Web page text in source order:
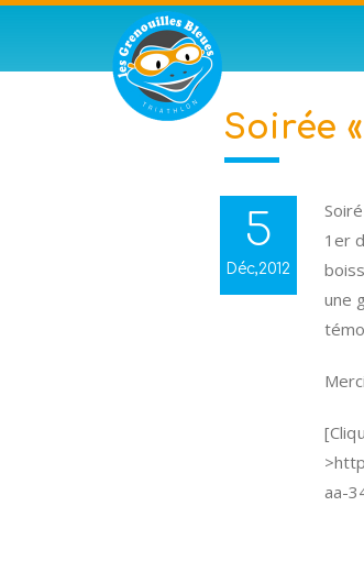
Soirée
5
Déc,2012
1er
une
aa-